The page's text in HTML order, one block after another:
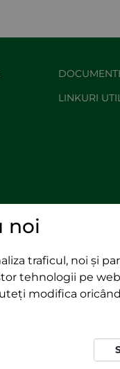
LINKURI
noi
traficul, noi și
tehnologii pe
modifica